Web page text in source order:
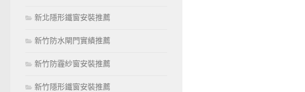
新北隱形鐵窗安裝推薦
新竹防水閘門實績推薦
新竹防霾紗窗安裝推薦
新竹隱形鐵窗安裝推薦